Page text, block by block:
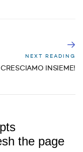
NEXT READING
CRESCIAMO INSIEME!